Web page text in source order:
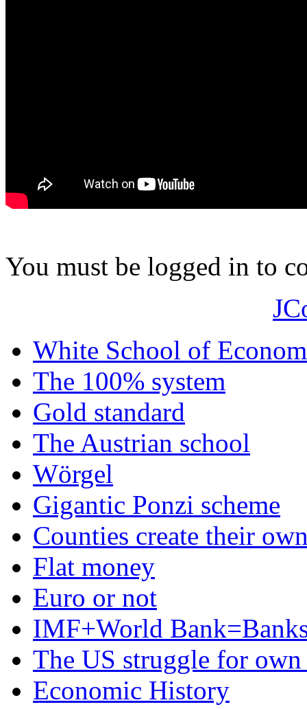
You must be logged in to
White School of
The 100% system
Gold standard
The Austrian school
Wörgel
Gigantic Ponzi scheme
Counties create their
Flat money
Euro or not
IMF+World
The US struggle for
Economic History